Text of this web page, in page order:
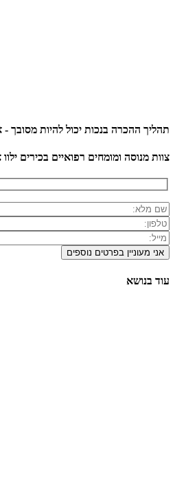
תהליך ההכרה בנכות יכול להיות
צוות מנוסה ומומחים רפואיים בכירים
עוד בנושא